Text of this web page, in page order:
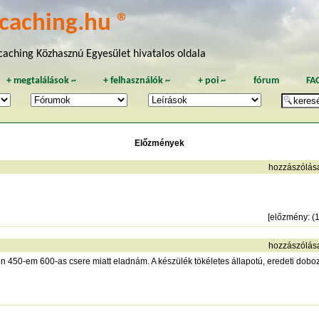
®
Közhasznú Egyesület hivatalos oldala
+ megtalálások~ +felhasználók ~ + poi~ fórum
Előzmények
[előzmény:
450-em 600-as csere miatt eladnám. A készülék tökéletes állapotú, eredeti